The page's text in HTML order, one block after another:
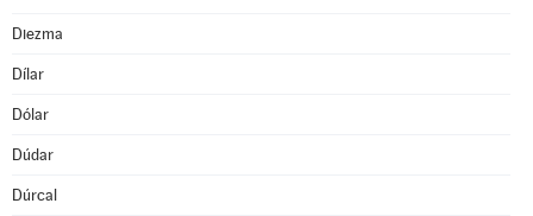
Diezma
Dílar
Dólar
Dúdar
Dúrcal